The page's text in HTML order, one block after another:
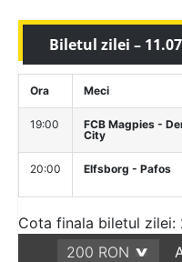
Biletul zilei –
Ora Meci
19:00
FCB Magpies -
City
20:00 Elfsborg - Pafos
Cota finala biletul zilei: